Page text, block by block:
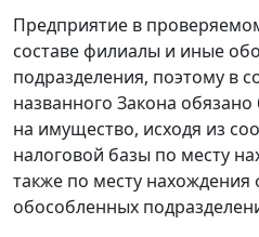
Предприятие в
составе филиалы и иные
подразделения, поэтому в
названного Закона
на имущество, исходя из
налоговой базы по месту
также по месту
обособленных